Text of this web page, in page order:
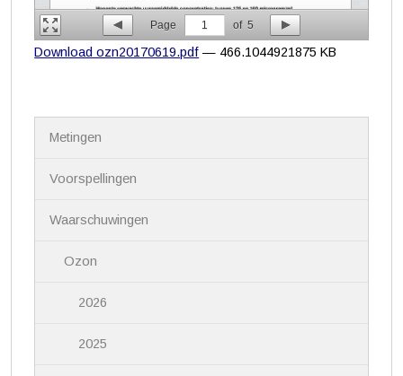
Page 1 of 5
Download ozn20170619.pdf — 466.1044921875 KB
Metingen
Voorspellingen
Waarschuwingen
Ozon
2026
2025